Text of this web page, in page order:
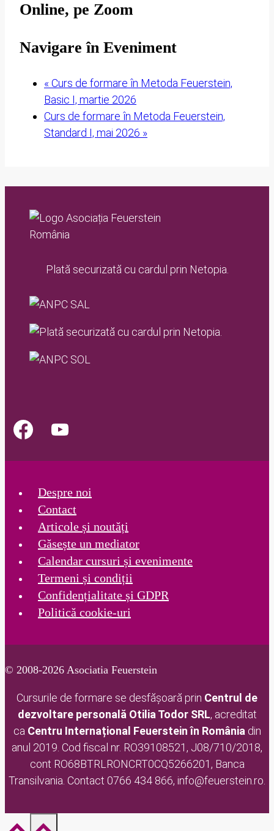
Online, pe Zoom
Navigare în Eveniment
« Curs de formare în Metoda Feuerstein,
Basic I, martie 2026
Curs de formare în Metoda Feuerstein,
Standard I, mai 2026 »
Plată securizată cu cardul prin Netopia.
Despre noi
Contact
Articole și noutăți
Găsește un mediator
Calendar cursuri și evenimente
Termeni și condiții
Confidențialitate și GDPR
Politică cookie-uri
© 2008-2026 Asociatia Feuerstein
Cursurile de formare se desfășoară prin Centrul de
dezvoltare personală Otilia Todor SRL, acreditat
ca Centru Internațional Feuerstein în România din
anul 2019. Cod fiscal nr. RO39108521, J08/710/2018,
cont RO68BTRLRONCRT0CQ5266201, Banca
Transilvania. Contact 0766 434 866, info@feuerstein.ro.